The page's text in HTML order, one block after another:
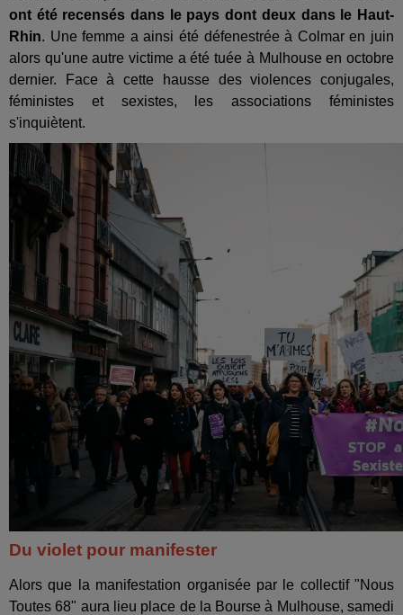
ont été recensés dans le pays dont deux dans le Haut-
Rhin. Une femme a ainsi été défenestrée à Colmar en juin
alors qu'une autre victime a été tuée à Mulhouse en octobre
dernier. Face à cette hausse des violences conjugales,
féministes et sexistes, les associations féministes
s'inquiètent.
Du violet pour manifester
Alors que la manifestation organisée par le collectif "Nous
Toutes 68" aura lieu place de la Bourse à Mulhouse, samedi